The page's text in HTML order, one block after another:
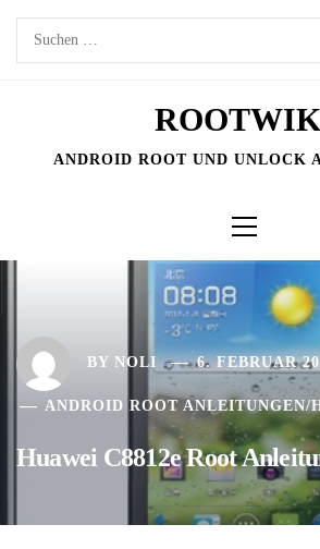
Skip
Suchen
nach:
ANDROID ROOT UND UNLOCK
Menu
BY NOLI 6. FEBRUAR
ANDROID ROOT ANLEITUNGEN/
Huawei C8812e Root